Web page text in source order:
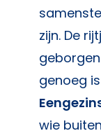
zijn. De
genoeg
wie